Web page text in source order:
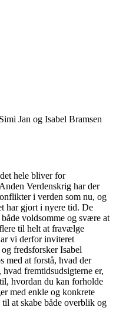
Jan og Isabel Bramsen
hele bliver for
Verdenskrig har der
i verden som nu, og
har gjort i nyere tid. De
voldsomme og svære at
til helt at fravælge
vi derfor inviteret
fredsforsker Isabel
med at forstå, hvad der
fremtidsudsigterne er,
hvordan du kan forholde
med enkle og konkrete
at skabe både overblik og